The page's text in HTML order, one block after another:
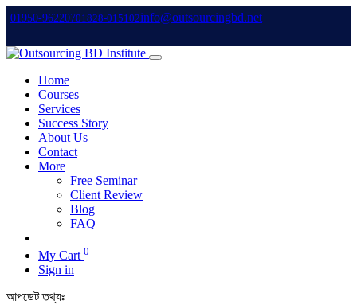
01950-96220701828-015102info@outsourcingbd.net
Home
Courses
Services
Success Story
About Us
Contact
More
Free Seminar
Client Review
Blog
FAQ
My Cart 0
Sign in
আপডেট তথ্যঃ